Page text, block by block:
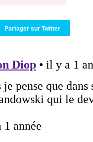
Partager sur Twitter